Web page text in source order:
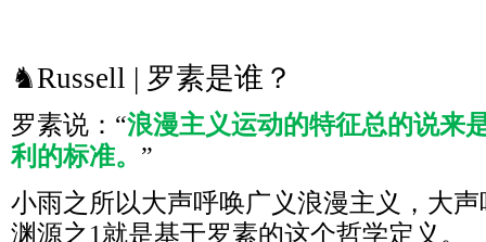
♞Russell | 罗素是谁？
罗素说：“浪漫主义运动的特征总的说来
利的标准。 ”
小雨之所以大声呼唤广义浪漫主义，大
渊源之1就是基于罗素的这个哲学定义。